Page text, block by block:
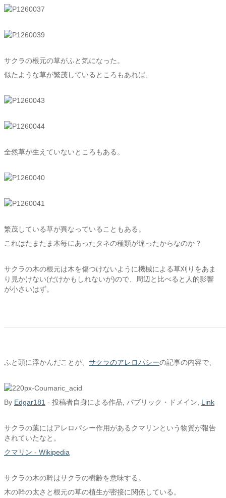
サクラの根元の草がふと気になった。
似たような草が繁茂しているところもあれば、
全然草が生えていないところもある。
繁茂している草が異なっていることもある。
これはたまたま木毎にあったタネの種類が違ったからなのか？
サクラの木の根元は木を傷つけないように機械による草刈りをあま
り見かけない(だけかもしれないが)ので、周辺と比べると人的影響
が小さいはず。
ふと頭に浮かんだことが、 サクラのアレロパシーの記事の内容で、
By Edgar181 - 投稿者自身による作品 , パブリック・ドメイン, Link
サクラの葉にはアレロパシー作用があるクマリンという物質が報告
されていたなと。
クマリン - Wikipedia
サクラの木の幹はサクラの樹齢を意味する。
木の幹の太さと根元の草の植生が密接に関係している。